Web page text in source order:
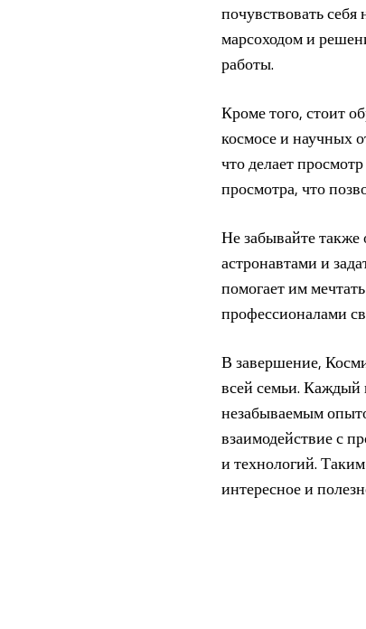
почувствовать
марсоходом и
работы.
Кроме того, стоит
космосе и научных
что делает
просмотра, что
Не забывайте также
астронавтами и
помогает им
профессионалами
В завершение,
всей семьи. Каждый
незабываемым
взаимодействие с
и технологий.
интересное и